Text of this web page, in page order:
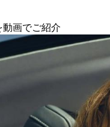
画でご紹介